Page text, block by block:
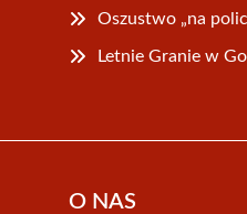
Oszustwo „na
Letnie Granie w
O NAS